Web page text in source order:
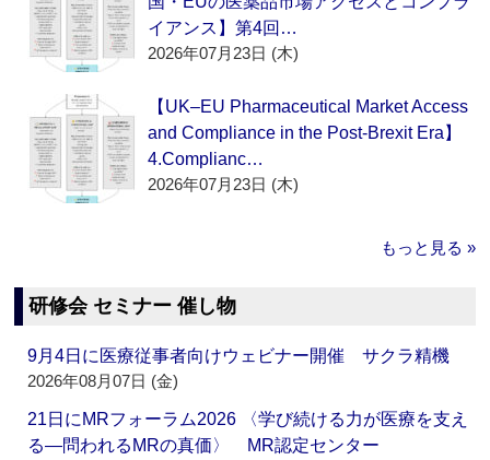
イアンス】第4回…
2026年07月23日 (木)
【UK–EU Pharmaceutical Market Access
and Compliance in the Post-Brexit Era】
4.Complianc…
2026年07月23日 (木)
もっと見る »
研修会 セミナー 催し物
9月4日に医療従事者向けウェビナー開催 サクラ精機
2026年08月07日 (金)
21日にMRフォーラム2026 〈学び続ける力が医療を支え
る―問われるMRの真価〉 MR認定センター